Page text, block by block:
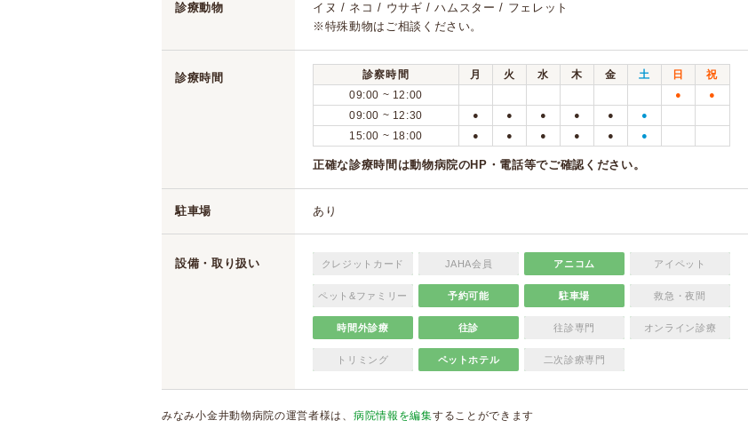
診療動物
イヌ / ネコ / ウサギ / ハムスター / フェレット
※特殊動物はご相談ください。
診療時間 診察時間 月 火 水 木 金 土 日
祝
09:00 ~ 12:00
● ●
09:00 ~ 12:30 ● ● ● ● ● ●
15:00 ~ 18:00 ● ● ● ● ● ●
正確な診療時間は動物病院のHP・電話等でご確認ください。
駐車場 あり
設備・取り扱い クレジットカード JAHA会員 アニコム アイペット
ペット&ファミリー 予約可能 駐車場 救急・夜間
時間外診療 往診 往診専門 オンライン診療
トリミング ペットホテル 二次診療専門
みなみ小金井動物病院の運営者様は、 病院情報を編集することができます